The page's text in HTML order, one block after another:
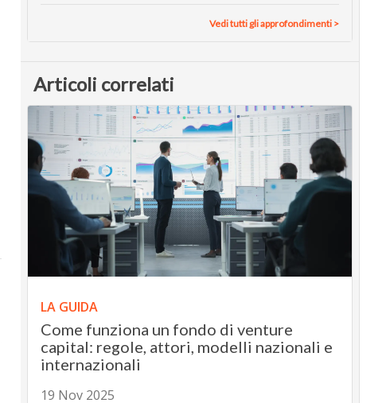
Vedi tutti gli approfondimenti >
Articoli correlati
LA GUIDA
Come funziona un fondo di venture
capital: regole, attori, modelli nazionali e
internazionali
19 Nov 2025